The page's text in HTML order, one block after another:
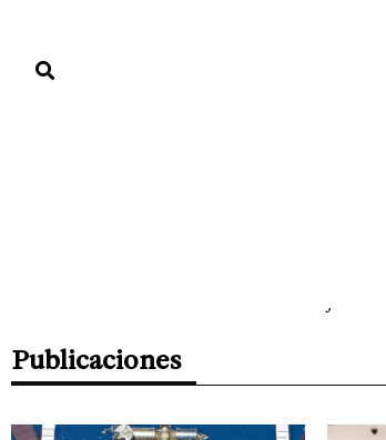
Soy Lucilandy Peguero, Licda. en
vocación y de corazón. Concibo la
Publicaciones